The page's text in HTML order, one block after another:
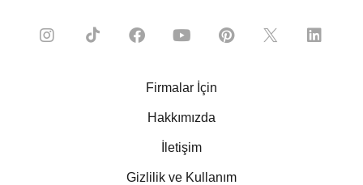
Firmalar İçin
Hakkımızda
İletişim
Gizlilik ve Kullanım